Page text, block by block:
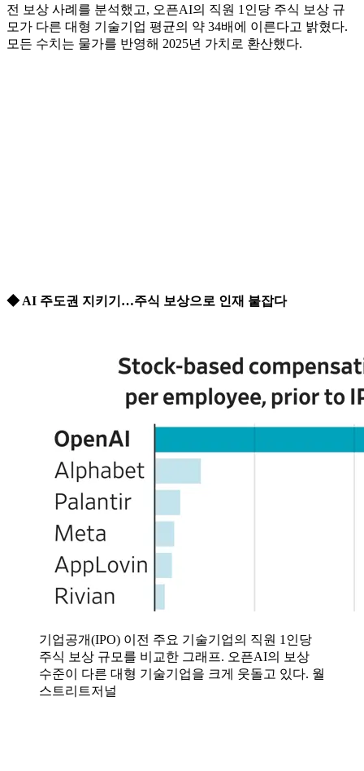
전 보상 사례를 분석했고, 오픈AI의 직원 1인당 주식 보상 규
모가 다른 대형 기술기업 평균의 약 34배에 이른다고 밝혔다.
모든 수치는 물가를 반영해 2025년 가치로 환산했다.
◆ AI 주도권 지키기…주식 보상으로 인재 붙잡다
기업공개(IPO) 이전 주요 기술기업의 직원 1인당
주식 보상 규모를 비교한 그래프. 오픈AI의 보상
수준이 다른 대형 기술기업을 크게 웃돌고 있다. 월
스트리트저널